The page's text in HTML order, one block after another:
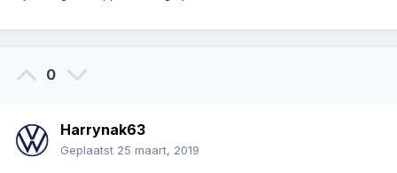
0
Harrynak63
Geplaatst 25 maart, 2019